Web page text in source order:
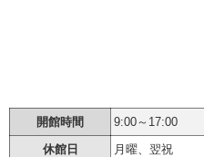
開館時間
9:00～17:00
休館日
月曜、翌祝